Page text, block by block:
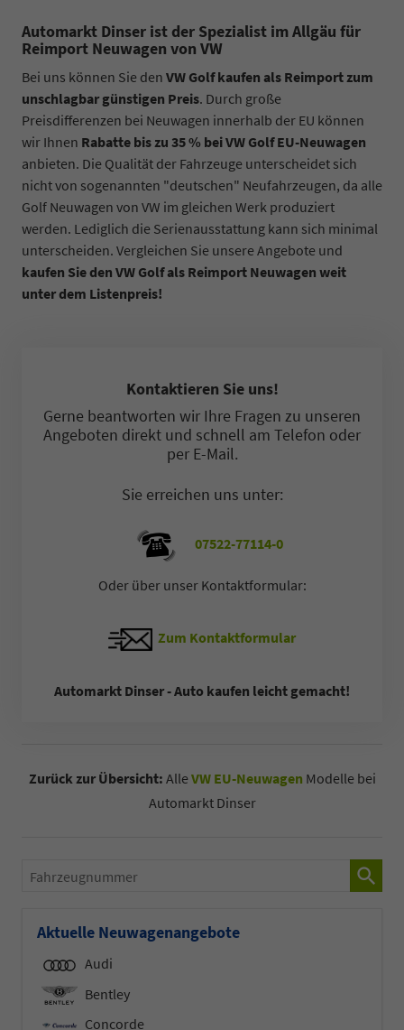
Automarkt Dinser ist der Spezialist im Allgäu für
Reimport Neuwagen von VW
Bei uns können Sie den VW Golf kaufen als Reimport zum
unschlagbar günstigen Preis. Durch große
Preisdifferenzen bei Neuwagen innerhalb der EU können
wir Ihnen Rabatte bis zu 35 % bei VW Golf EU-Neuwagen
anbieten. Die Qualität der Fahrzeuge unterscheidet sich
nicht von sogenannten "deutschen" Neufahrzeugen, da alle
Golf Neuwagen von VW im gleichen Werk produziert
werden. Lediglich die Serienausstattung kann sich minimal
unterscheiden. Vergleichen Sie unsere Angebote und
kaufen Sie den VW Golf als Reimport Neuwagen weit
unter dem Listenpreis!
Kontaktieren Sie uns!
Gerne beantworten wir Ihre Fragen zu unseren
Angeboten direkt und schnell am Telefon oder
per E-Mail.
Sie erreichen uns unter:
07522-77114-0
Oder über unser Kontaktformular:
Zum Kontaktformular
Automarkt Dinser - Auto kaufen leicht gemacht!
Zurück zur Übersicht: AlleVW EU-Neuwagen Modelle bei
Automarkt Dinser
Fahrzeugnummer
Aktuelle Neuwagenangebote
Audi
Bentley
Concorde